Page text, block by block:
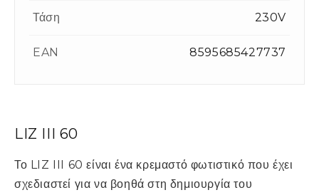
LIZ III 60
Το LIZ III 60 είναι ένα κρεμαστό φωτιστικό που έχει
σχεδιαστεί για να βοηθά στη δημιουργία του
Τάση 230V
EAN 8595685427737